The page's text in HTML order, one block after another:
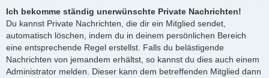
Ich bekomme ständig unerwünschte Private Nachrichten!
Du kannst Private Nachrichten, die dir ein Mitglied sendet,
automatisch löschen, indem du in deinem persönlichen Bereich
eine entsprechende Regel erstellst. Falls du belästigende
Nachrichten von jemandem erhältst, so kannst du dies auch einem
Administrator melden. Dieser kann dem betreffenden Mitglied dann